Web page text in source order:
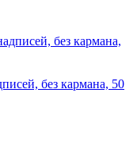
без кармана, 50